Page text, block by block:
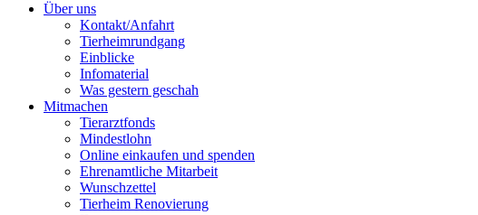
Über uns
Kontakt/Anfahrt
Tierheimrundgang
Einblicke
Infomaterial
Was gestern geschah
Mitmachen
Tierarztfonds
Mindestlohn
Online einkaufen und spenden
Ehrenamtliche Mitarbeit
Wunschzettel
Tierheim Renovierung